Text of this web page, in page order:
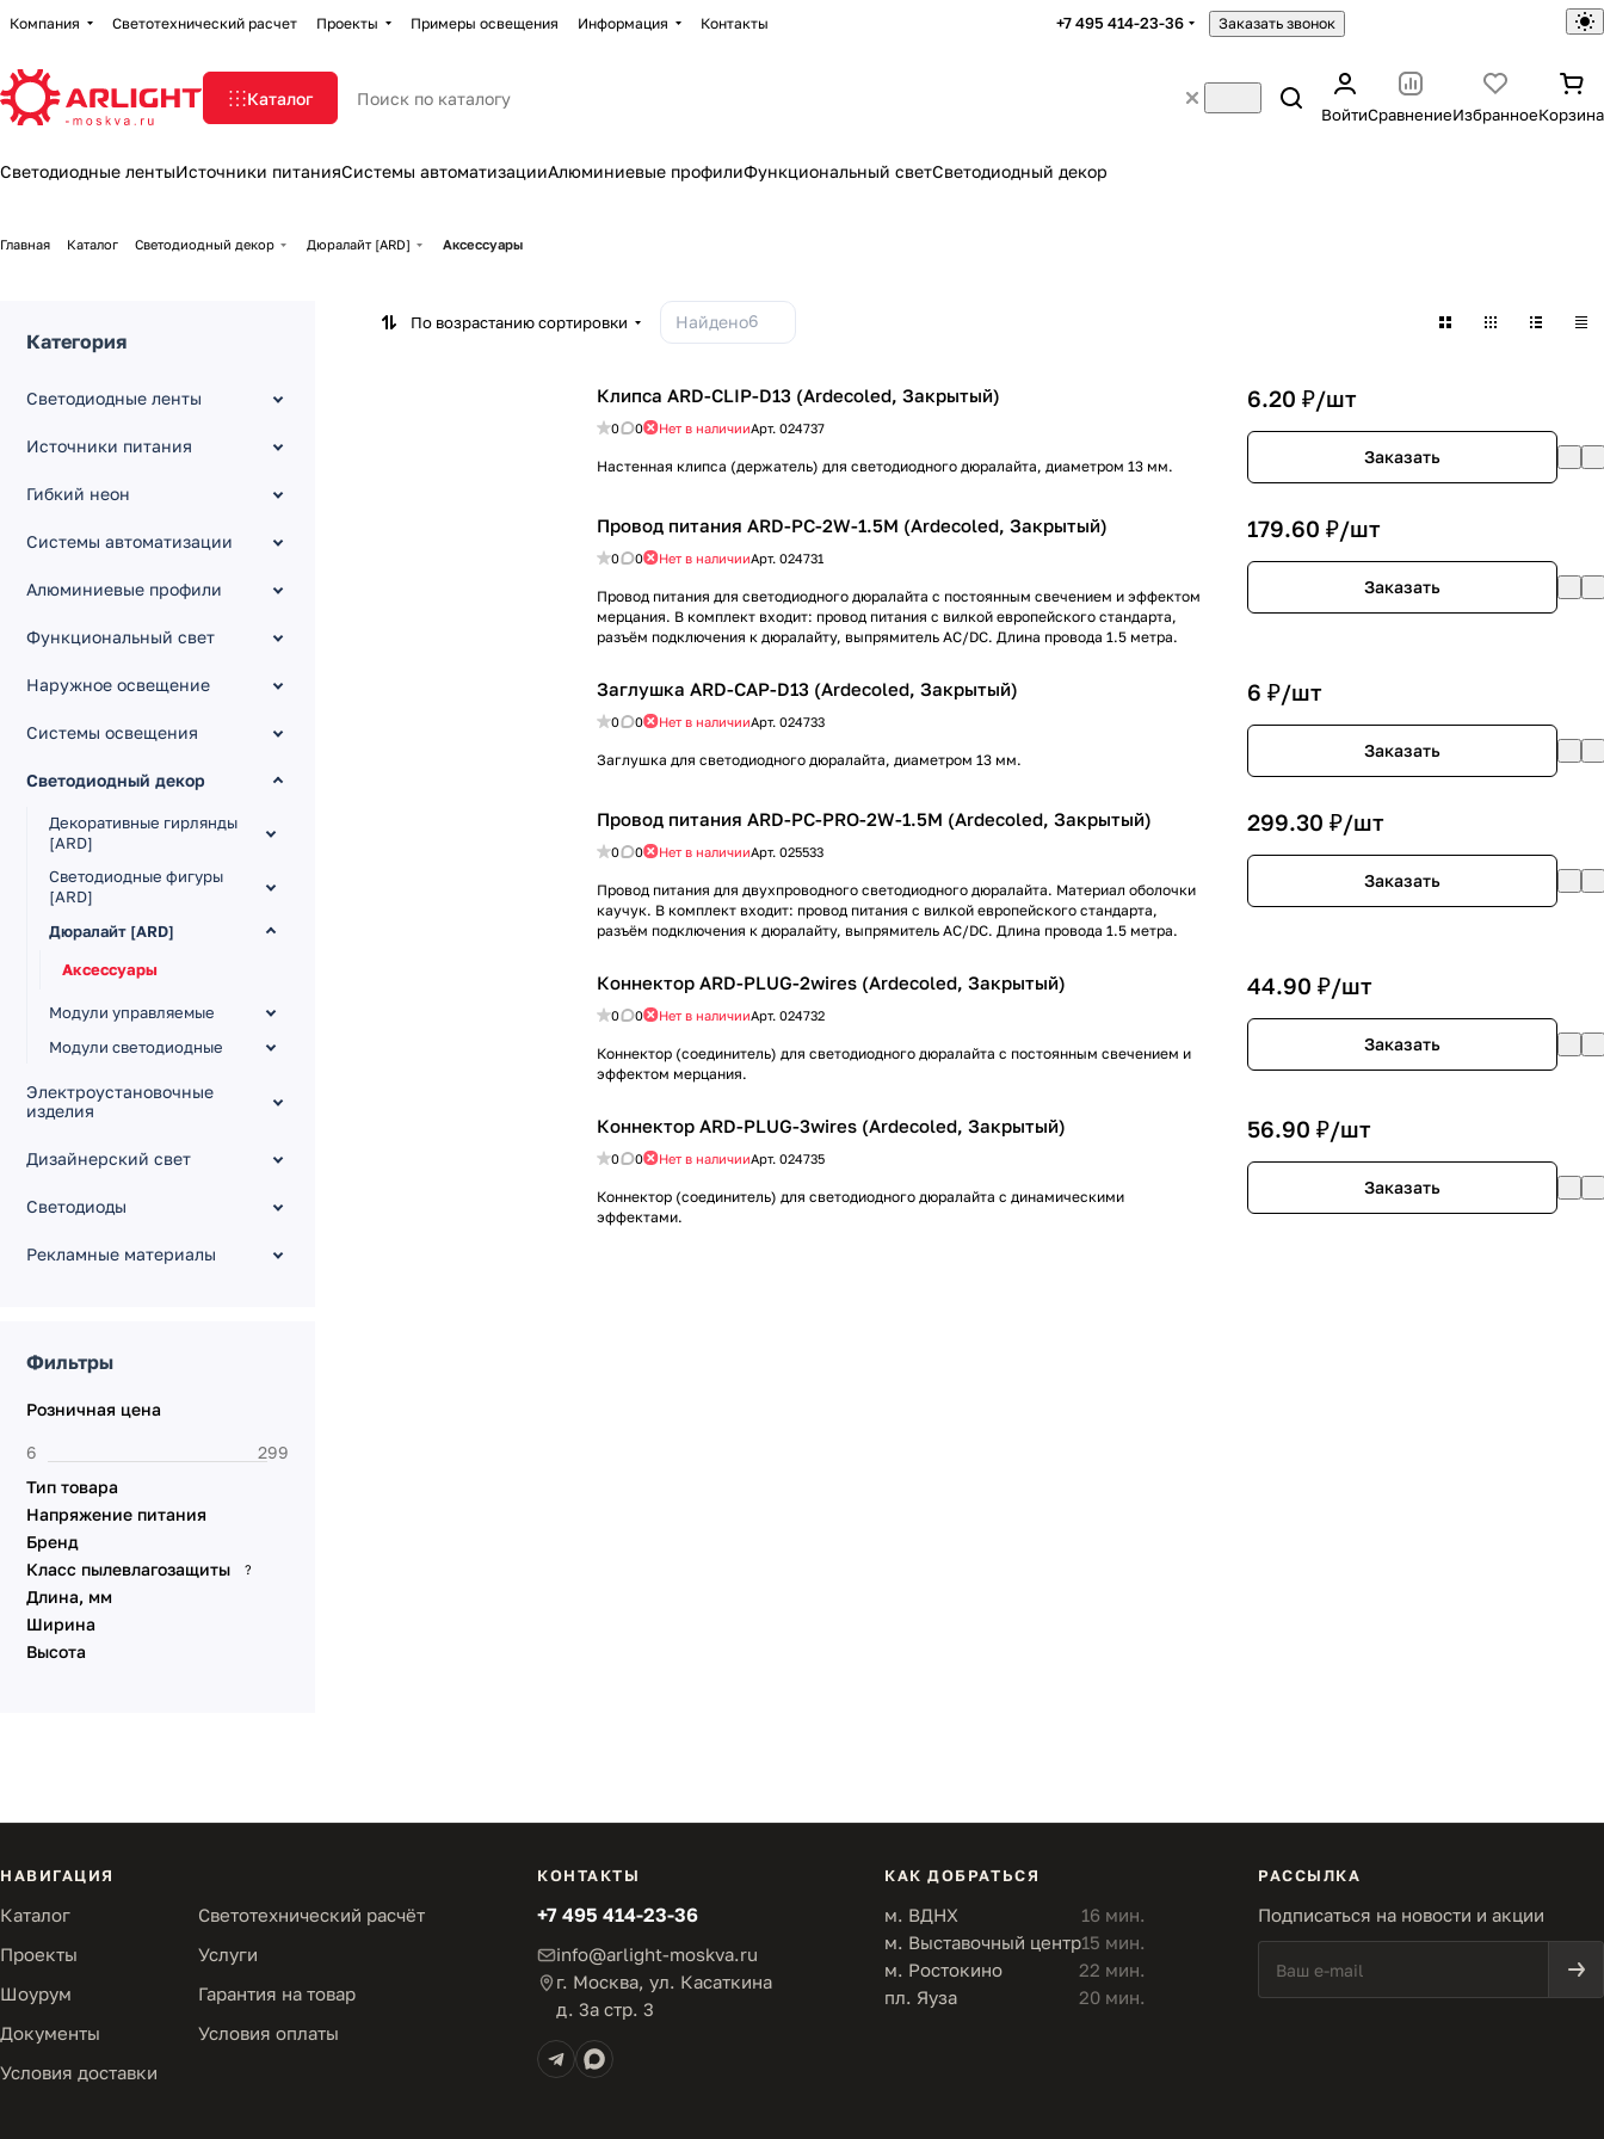
Компания Светотехнический расчет Проекты Примеры освещения Информация Контакты +7 495 414-23-36 Заказать звонок
Каталог
ВойтиСравнениеИзбранноеКорзина
Светодиодные лентыИсточники питанияСистемы автоматизацииАлюминиевые профилиФункциональный светСветодиодный декор
Главная Каталог Светодиодный декор Дюралайт [ARD] Аксессуары
По возрастанию сортировки Найдено6
Клипса ARD-CLIP-D13 (Ardecoled, Закрытый)
0 0 Нет в наличииАрт. 024737
Настенная клипса (держатель) для светодиодного дюралайта, диаметром 13 мм.
6.20 ₽/шт
Заказать
Провод питания ARD-PC-2W-1.5M (Ardecoled, Закрытый)
0 0 Нет в наличииАрт. 024731
Провод питания для светодиодного дюралайта с постоянным свечением и эффектом
мерцания. В комплект входит: провод питания с вилкой европейского стандарта,
разъём подключения к дюралайту, выпрямитель AC/DC. Длина провода 1.5 метра.
179.60 ₽/шт
Заказать
Заглушка ARD-CAP-D13 (Ardecoled, Закрытый)
0 0 Нет в наличииАрт. 024733
Заглушка для светодиодного дюралайта, диаметром 13 мм.
6 ₽/шт
Заказать
Провод питания ARD-PC-PRO-2W-1.5M (Ardecoled, Закрытый)
0 0 Нет в наличииАрт. 025533
Провод питания для двухпроводного светодиодного дюралайта. Материал оболочки
каучук. В комплект входит: провод питания с вилкой европейского стандарта,
разъём подключения к дюралайту, выпрямитель AC/DC. Длина провода 1.5 метра.
299.30 ₽/шт
Заказать
Коннектор ARD-PLUG-2wires (Ardecoled, Закрытый)
0 0 Нет в наличииАрт. 024732
Коннектор (соединитель) для светодиодного дюралайта с постоянным свечением и
эффектом мерцания.
44.90 ₽/шт
Заказать
Коннектор ARD-PLUG-3wires (Ardecoled, Закрытый)
0 0 Нет в наличииАрт. 024735
Коннектор (соединитель) для светодиодного дюралайта с динамическими
эффектами.
56.90 ₽/шт
Заказать
Категория
Светодиодные ленты
Источники питания
Гибкий неон
Системы автоматизации
Алюминиевые профили
Функциональный свет
Наружное освещение
Системы освещения
Светодиодный декор
Декоративные гирлянды
[ARD]
Светодиодные фигуры
[ARD]
Дюралайт [ARD]
Аксессуары
Модули управляемые
Модули светодиодные
Электроустановочные
изделия
Дизайнерский свет
Светодиоды
Рекламные материалы
Фильтры
Розничная цена
Тип товара
Напряжение питания
Бренд
Класс пылевлагозащиты
?
Длина, мм
Ширина
Высота
НАВИГАЦИЯ
Каталог
Светотехнический расчёт
Проекты
Услуги
Шоурум
Гарантия на товар
Документы
Условия оплаты
Условия доставки
КОНТАКТЫ
+7 495 414-23-36
info@arlight-moskva.ru
г. Москва, ул. Касаткина
д. 3а стр. 3
КАК ДОБРАТЬСЯ
м. ВДНХ
16 мин.
м. Выставочный центр15 мин.
м. Ростокино
22 мин.
пл. Яуза
20 мин.
РАССЫЛКА
Подписаться на новости и акции